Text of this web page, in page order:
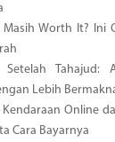
Masih Worth It? Ini
Setelah Tahajud:
Lebih
Kendaraan Online
Cara Bayarnya